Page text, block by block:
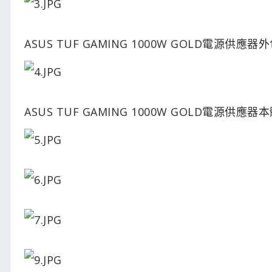
ASUS TUF GAMING 1000W GOLD電源供應器
ASUS TUF GAMING 1000W GOLD電源供應器本